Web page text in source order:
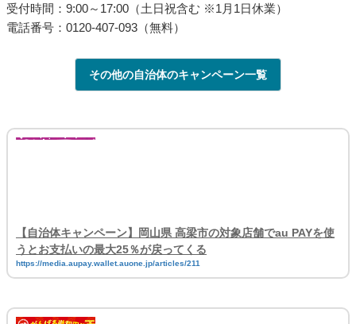
受付時間：9:00～17:00（土日祝含む ※1月1日休業）
電話番号：0120-407-093（無料）
その他の自治体のキャンペーン一覧
【自治体キャンペーン】岡山県 高梁市の対象店舗でau PAYを使
うとお支払いの最大25％が戻ってくる
https://media.aupay.wallet.auone.jp/articles/211